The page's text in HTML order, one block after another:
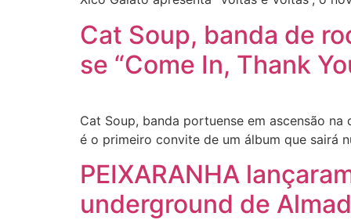
Cat Soup, banda de
se “Come In, Thank
Cat Soup, banda portuense em ascensão
é o primeiro convite de um álbum que sairá
PEIXARANHA
underground de